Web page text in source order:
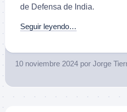
de Defensa de India.
Seguir leyendo…
10 noviembre 2024 por Jorge